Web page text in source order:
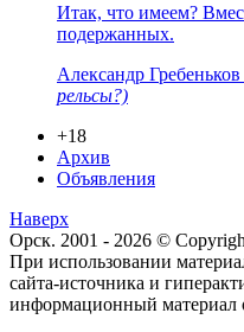
Итак, что имеем?
подержанных.
Александр Гребеньков
рельсы?)
+18
Архив
Объявления
Наверх
Орск. 2001 - 2026 ©
При использовании
сайта-источника и
информационный материал